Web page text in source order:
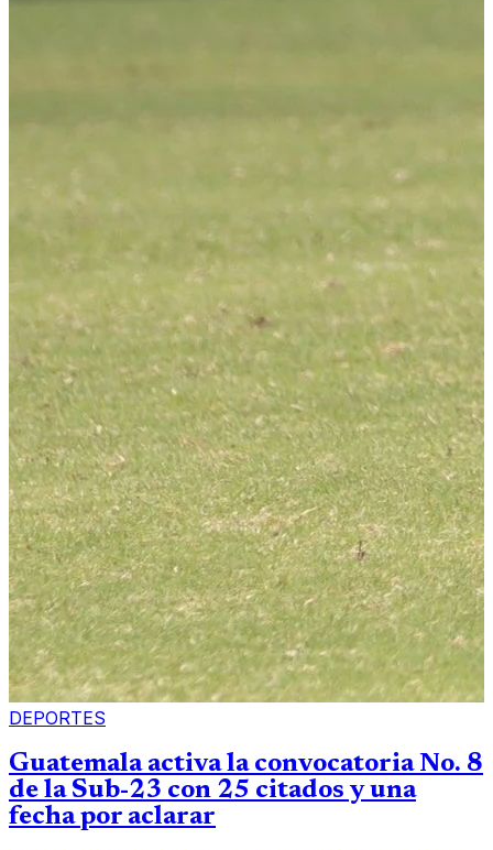
DEPORTES
Guatemala activa la convocatoria No. 8
de la Sub-23 con 25 citados y una
fecha por aclarar